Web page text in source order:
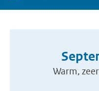
Warm,